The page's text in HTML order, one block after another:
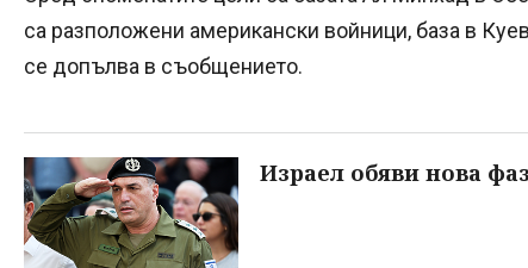
са разположени американски войници, база в
се допълва в съобщението.
Израел обяви нова